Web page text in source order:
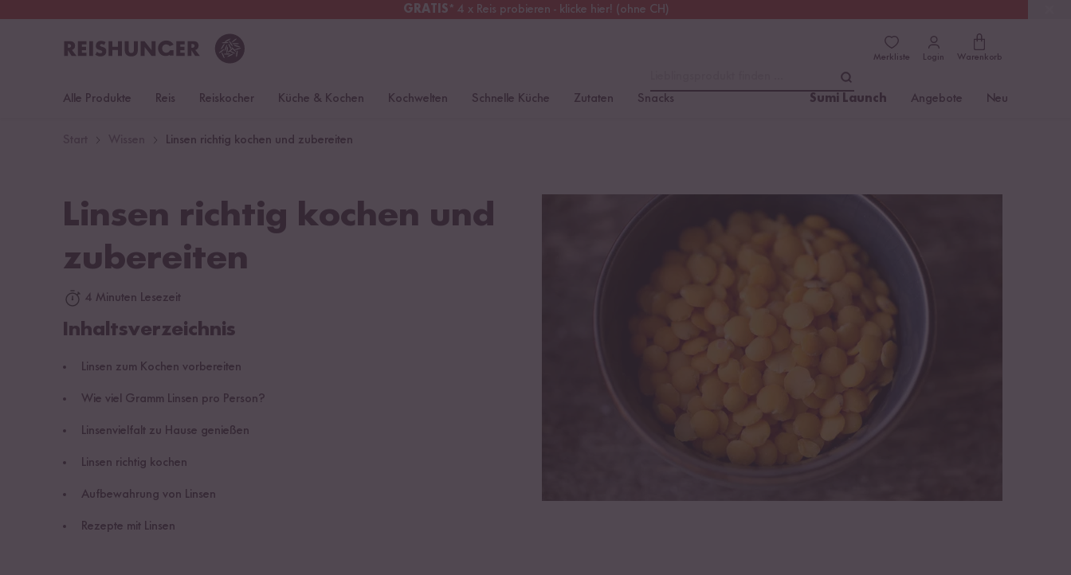
GRATIS* 4 x Reis probieren - klicke hier! (ohne CH)
Alle Zölle & Steuern inklusive
Merkliste Login Warenkorb
Alle Produkte Reis Reiskocher Küche & Kochen Kochwelten Schnelle Küche Zutaten Snacks Sumi Launch Angebote Neu
Linsen richtig kochen und zubereiten
Linsen richtig kochen und
zubereiten
4 Minuten Lesezeit
Inhaltsverzeichnis
Linsen zum Kochen vorbereiten
Wie viel Gramm Linsen pro Person?
Linsenvielfalt zu Hause genießen
Linsen richtig kochen
Aufbewahrung von Linsen
Rezepte mit Linsen